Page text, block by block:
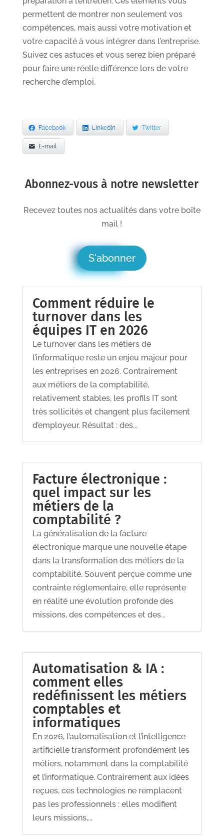
permettent de montrer non seulement vos
compétences, mais aussi votre motivation et
votre capacité à vous intégrer dans l’entreprise.
Suivez ces astuces et vous serez bien préparé
pour faire une réelle différence lors de votre
recherche d’emploi.
Facebook LinkedIn Twitter
E-mail
Abonnez-vous à notre newsletter
Recevez toutes nos actualités dans votre boîte
mail !
S'abonner
Comment réduire le
turnover dans les
équipes IT en 2026
Le turnover dans les métiers de
l’informatique reste un enjeu majeur pour
les entreprises en 2026. Contrairement
aux métiers de la comptabilité,
relativement stables, les profils IT sont
très sollicités et changent plus facilement
d’employeur. Résultat : des...
Facture électronique :
quel impact sur les
métiers de la
comptabilité ?
La généralisation de la facture
électronique marque une nouvelle étape
dans la transformation des métiers de la
comptabilité. Souvent perçue comme une
contrainte réglementaire, elle représente
en réalité une évolution profonde des
missions, des compétences et des...
Automatisation & IA :
comment elles
redéfinissent les métiers
comptables et
informatiques
En 2026, l’automatisation et l’intelligence
artificielle transforment profondément les
métiers, notamment dans la comptabilité
et l’informatique. Contrairement aux idées
reçues, ces technologies ne remplacent
pas les professionnels : elles modifient
leurs missions,...